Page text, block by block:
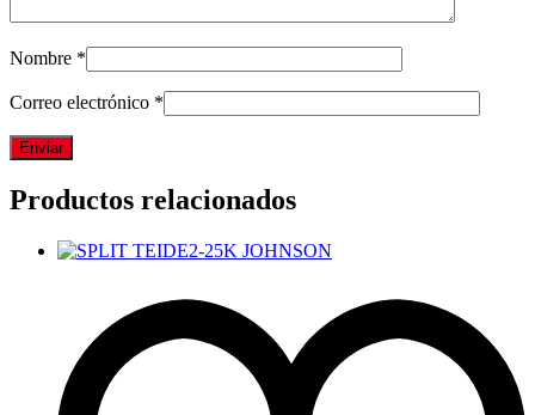
Nombre *
Correo electrónico *
Productos relacionados